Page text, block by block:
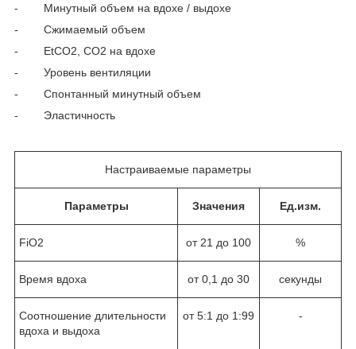
- Минутный объем на вдохе / выдохе
- Сжимаемый объем
- EtCO2, CO2 на вдохе
- Уровень вентиляции
- Спонтанный минутный объем
- Эластичность
Настраиваемые параметры
Параметры Значения Ед.изм.
FiO2 от 21 до 100 %
Время вдоха от 0,1 до 30 секунды
Соотношение длительности
вдоха и выдоха
от 5:1 до 1:99 -